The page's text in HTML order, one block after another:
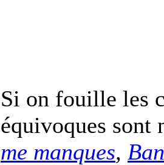
Si on fouille les
équivoques sont
me manques,